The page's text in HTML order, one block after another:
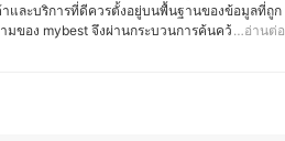
าและบริการที่ดีควรตั้งอยู่บนพื้นฐานของข้อมูลที่ถูก
มของ mybest จึงผ่านกระบวนการค้นคว้า…อ่านต่อ